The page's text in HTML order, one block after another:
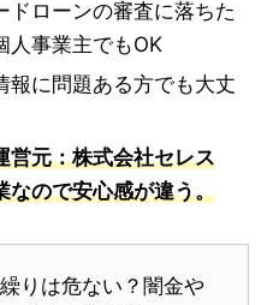
ドローンの審査に落ちた
人事業主でもOK
報に問題ある方でも大丈
営元：株式会社セレス
なので安心感が違う。
りは危ない？闇金や